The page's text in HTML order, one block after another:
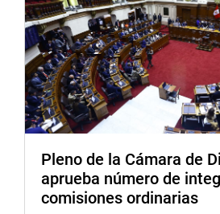
“Se ha puesto un candado que
fijación de las tarifas tope se
costos en el marco de la Ley
y simplificación de los
tarifas”, puntualizó.
que Osiptel esté facultado para
concepto de reconexión del
que se derivan de las normas de
Pleno de la Cámara de
aprueba número de
comisiones ordinarias